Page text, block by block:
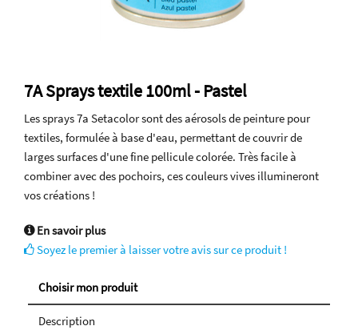
7A Sprays textile 100ml - Pastel
Les sprays 7a Setacolor sont des aérosols de peinture pour
textiles, formulée à base d'eau, permettant de couvrir de
larges surfaces d'une fine pellicule colorée. Très facile à
combiner avec des pochoirs, ces couleurs vives illumineront
vos créations !
En savoir plus
Soyez le premier à laisser votre avis sur ce produit !
Choisir mon produit
Description